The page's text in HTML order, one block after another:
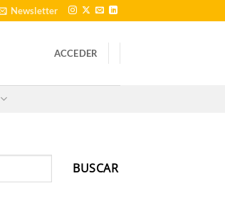
Newsletter
ACCEDER
BUSCAR